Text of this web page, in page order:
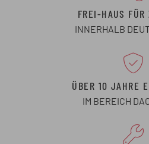
FREI-HAUS FÜR
INNERHALB
ÜBER 10 JAHRE
IM BEREICH